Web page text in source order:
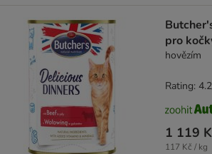
pro
hovězím
1 119
117 Kč / kg
Rating: